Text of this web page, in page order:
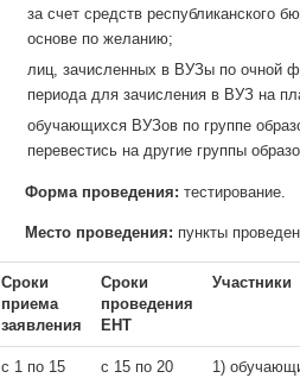
за счет средств республиканского
основе по желанию;
лиц, зачисленных в ВУЗы по очной
периода для зачисления в ВУЗ на
обучающихся ВУЗов по группе
перевестись на другие группы
Форма проведения: тестирование.
Место проведения: пункты
Сроки
приема
заявления
Сроки
проведения
ЕНТ
Участники
с 1 по 15
с 15 по 20
1)